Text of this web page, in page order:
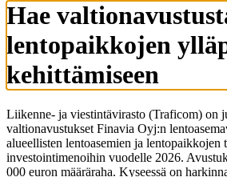
Hae
lentopaikkojen
kehittämiseen
Liikenne- ja viestintävirasto (Traficom) on
valtionavustukset Finavia Oyj:n
alueellisten lentoasemien ja lentopaikkojen
investointimenoihin vuodelle 2026.
000 euron määräraha. Kyseessä on